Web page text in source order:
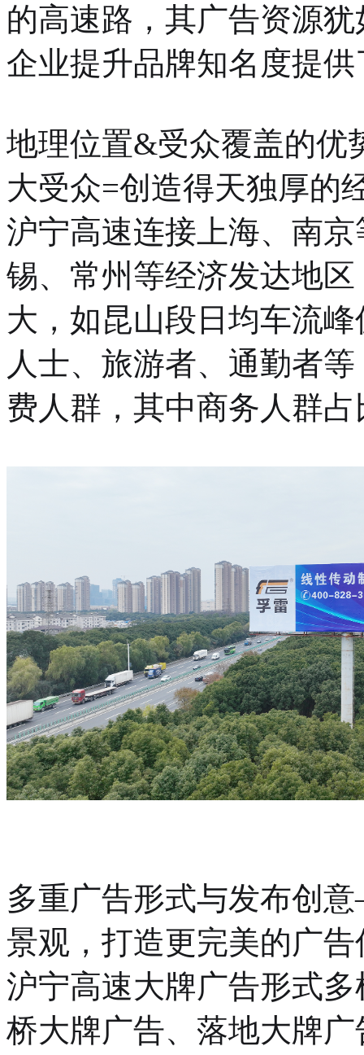
的高速路，其广告资源
企业提升品牌知名度提
地理位置&受众覆盖的
大受众=创造得天独厚的
沪宁高速连接上海、南
锡、常州等经济发达地
大，如昆山段日均车流
人士、旅游者、通勤者
费人群，其中商务人群占
多重广告形式与发布创
景观，打造更完美的广
沪宁高速大牌广告形式
桥大牌广告、落地大牌